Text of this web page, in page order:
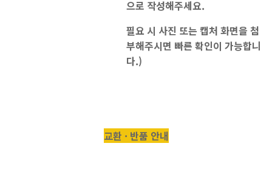
으로 작성해주세요.
필요 시 사진 또는 캡처 화면을 첨
부해주시면 빠른 확인이 가능합니
다.)
교환 · 반품 안내